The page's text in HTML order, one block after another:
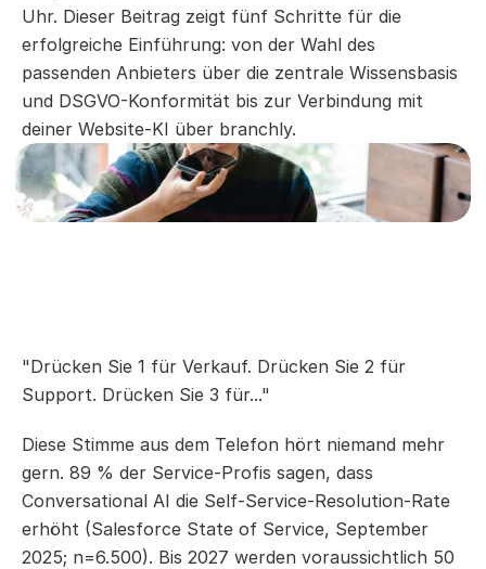
Uhr. Dieser Beitrag zeigt fünf Schritte für die
erfolgreiche Einführung: von der Wahl des
passenden Anbieters über die zentrale Wissensbasis
und DSGVO-Konformität bis zur Verbindung mit
deiner Website-KI über branchly.
"Drücken Sie 1 für Verkauf. Drücken Sie 2 für
Support. Drücken Sie 3 für..."
Diese Stimme aus dem Telefon hört niemand mehr
gern. 89 % der Service-Profis sagen, dass
Conversational AI die Self-Service-Resolution-Rate
erhöht (Salesforce State of Service, September
2025; n=6.500). Bis 2027 werden voraussichtlich 50